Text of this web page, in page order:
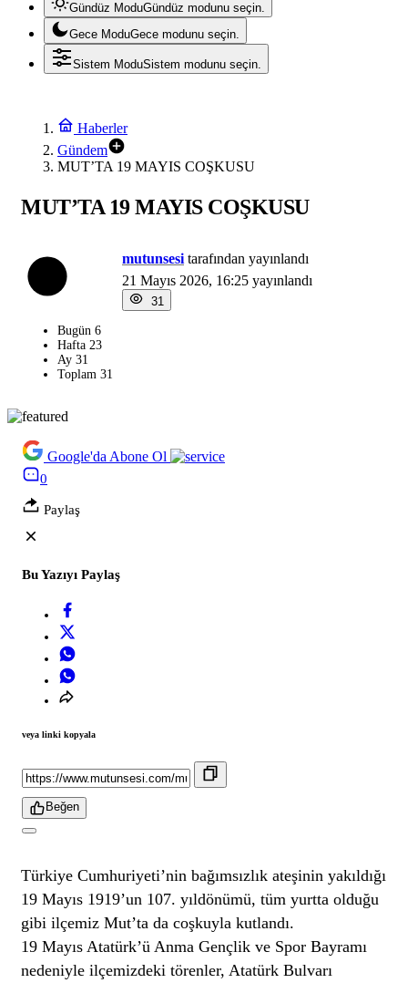
Gündüz ModuGündüz modunu seçin.
Gece ModuGece modunu seçin.
Sistem ModuSistem modunu seçin.
Haberler
Gündem
MUT’TA 19 MAYIS COŞKUSU
MUT’TA 19 MAYIS COŞKUSU
mutunsesi tarafından yayınlandı
21 Mayıs 2026, 16:25 yayınlandı
31
Bugün 6
Hafta 23
Ay 31
Toplam 31
Google'da Abone Ol
0
Paylaş
Bu Yazıyı Paylaş
veya linki kopyala
Beğen
Türkiye Cumhuriyeti’nin bağımsızlık ateşinin yakıldığı
19 Mayıs 1919’un 107. yıldönümü, tüm yurtta olduğu
gibi ilçemiz Mut’ta da coşkuyla kutlandı.
19 Mayıs Atatürk’ü Anma Gençlik ve Spor Bayramı
nedeniyle ilçemizdeki törenler, Atatürk Bulvarı